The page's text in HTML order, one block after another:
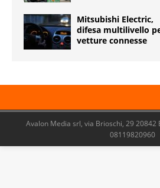
Mitsubishi Electric,
difesa multilivello
vetture connesse
Avalon Media srl, via Brioschi, 29 20842
08119820960